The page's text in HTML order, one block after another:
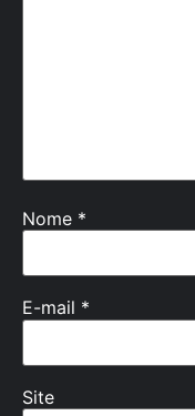
Nome *
E-mail *
Site